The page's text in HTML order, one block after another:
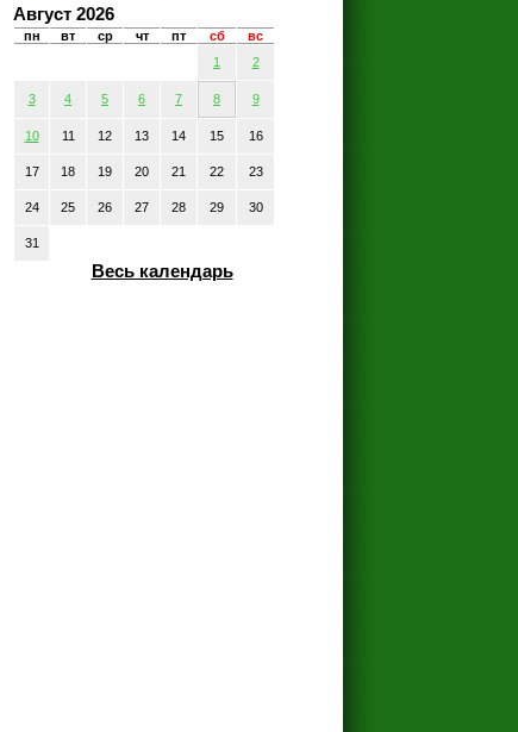
Август 2026
пн вт ср чт пт сб
вс
1
2
3 4 5 6 7 8 9
10 11 12 13 14 15 16
17 18 19 20 21 22 23
24 25 26 27 28 29 30
31
Весь календарь